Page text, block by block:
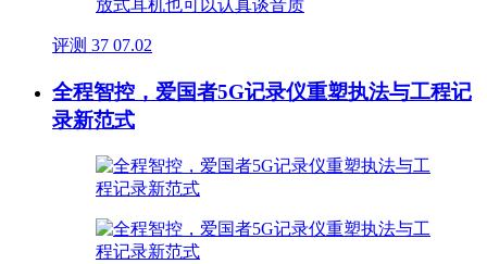
评测 37 07.02
全程智控，爱国者5G记录仪重塑执法与工程记
录新范式